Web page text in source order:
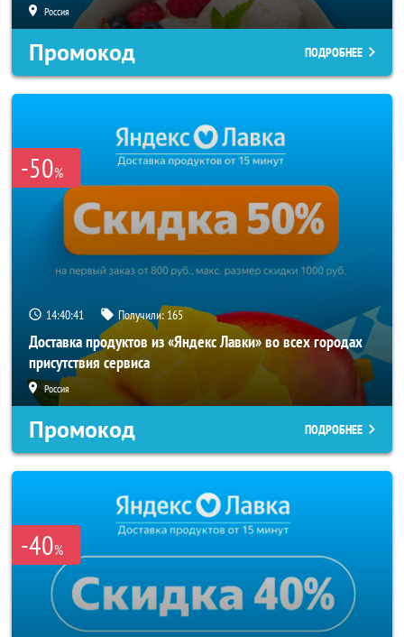
Россия
Промокод ПОДРОБНЕЕ
-50%
14:40:40 Получили: 165
Доставка продуктов из «Яндекс Лавки» во всех городах
присутствия сервиса
Россия
Промокод ПОДРОБНЕЕ
-40%